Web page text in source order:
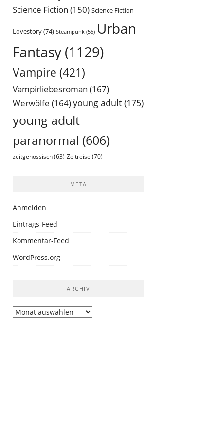
Science Fiction (150) Science Fiction
Lovestory(74) Steampunk (56) Urban
Fantasy (1129)
Vampire (421)
Vampirliebesroman (167)
Werwölfe (164)young adult (175)
young adult
paranormal (606)
zeitgenössisch (63) Zeitreise (70)
META
Anmelden
Eintrags-Feed
Kommentar-Feed
WordPress.org
ARCHIV
Archiv